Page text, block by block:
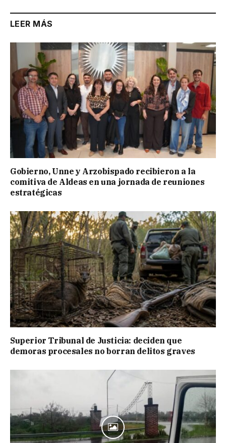
LEER MÁS
Gobierno, Unne y Arzobispado recibieron a la
comitiva de Aldeas en una jornada de reuniones
estratégicas
Superior Tribunal de Justicia: deciden que
demoras procesales no borran delitos graves